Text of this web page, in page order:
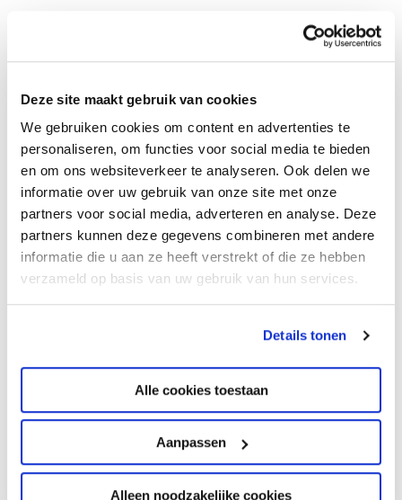
Deze site maakt gebruik van cookies
We gebruiken cookies om content en advertenties te
personaliseren, om functies voor social media te bieden
en om ons websiteverkeer te analyseren. Ook delen we
informatie over uw gebruik van onze site met onze
partners voor social media, adverteren en analyse. Deze
partners kunnen deze gegevens combineren met andere
informatie die u aan ze heeft verstrekt of die ze hebben
verzameld op basis van uw gebruik van hun services.
Details tonen
Alle cookies toestaan
Aanpassen
Alleen noodzakelijke cookies
Gebouw en accommodaties
Jaarverslag
Leerlingenraad